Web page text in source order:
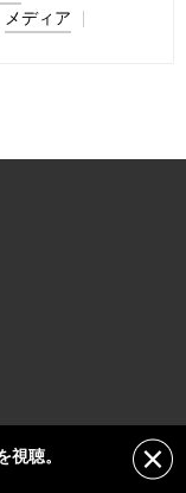
メディア
は日本の著作権法や国
視聴。